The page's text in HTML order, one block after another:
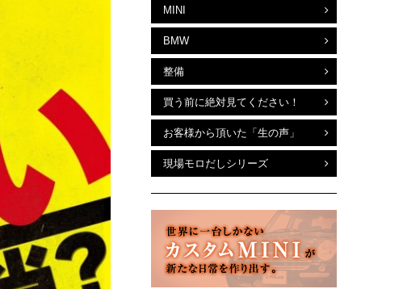
MINI
BMW
整備
買う前に絶対見てください！
お客様から頂いた「生の声」
現場モロだしシリーズ